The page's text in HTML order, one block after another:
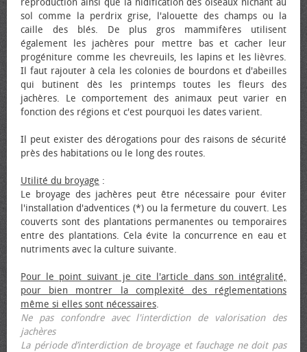
reproduction ainsi que la nidification des oiseaux nichant au
sol comme la perdrix grise, l'alouette des champs ou la
caille des blés. De plus gros mammifères utilisent
également les jachères pour mettre bas et cacher leur
progéniture comme les chevreuils, les lapins et les lièvres.
Il faut rajouter à cela les colonies de bourdons et d'abeilles
qui butinent dès les printemps toutes les fleurs des
jachères. Le comportement des animaux peut varier en
fonction des régions et c'est pourquoi les dates varient.
Il peut exister des dérogations pour des raisons de sécurité
près des habitations ou le long des routes.
Utilité du broyage :
Le broyage des jachères peut être nécessaire pour éviter
l'installation d'adventices (*) ou la fermeture du couvert. Les
couverts sont des plantations permanentes ou temporaires
entre des plantations. Cela évite la concurrence en eau et
nutriments avec la culture suivante.
Pour le point suivant je cite l'article dans son intégralité,
pour bien montrer la complexité des réglementations
même si elles sont nécessaires.
Ne pas confondre avec l'interdiction de valorisation des
jachères
La période d’interdiction de broyage et fauchage ne doit pas